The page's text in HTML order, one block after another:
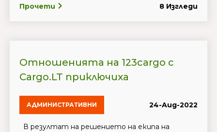
Прочети 8 Изгледи
Отношенията на 123cargo с
Cargo.LT приключиха
АДМИНИСТРАТИВНИ 24-Aug-2022
В резултат на решението на екипа на